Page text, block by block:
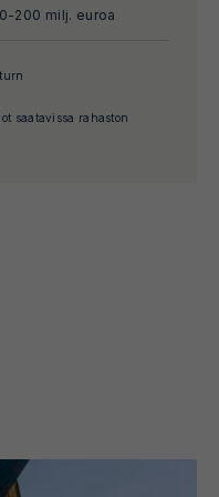
200 milj. euroa
saatavissa rahaston